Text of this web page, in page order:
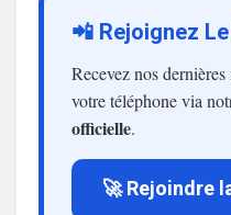
📲 Rejoignez
Recevez nos
votre téléphone via
officielle.
🚀 Rejoindre